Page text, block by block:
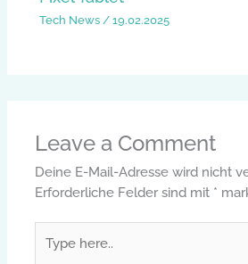
Tech News /19.02.2025
Leave a Comment
Deine E-Mail-Adresse wird nicht
Erforderliche Felder sind mit *
here..